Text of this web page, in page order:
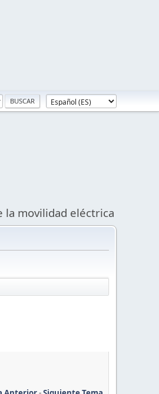
la movilidad eléctrica